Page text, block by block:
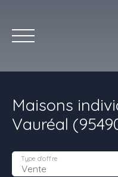
Accueil
Maisons
Vauréal
Vente
Type d'offre